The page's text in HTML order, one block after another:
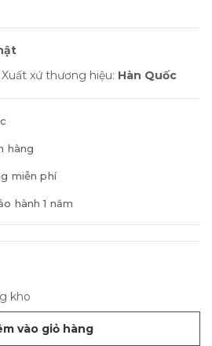
Xuất xứ thương hiệu: Hàn Quốc
hàng
miễn phí
hành 1 năm
kho
vào giỏ hàng